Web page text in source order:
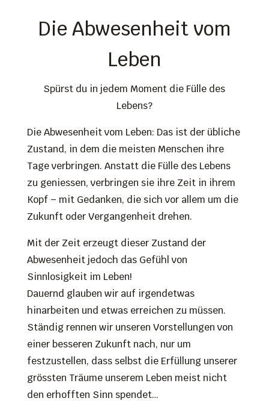
Die Abwesenheit vom
Leben
Spürst du in jedem Moment die Fülle des
Lebens?
Die Abwesenheit vom Leben: Das ist der übliche
Zustand, in dem die meisten Menschen ihre
Tage verbringen. Anstatt die Fülle des Lebens
zu geniessen, verbringen sie ihre Zeit in ihrem
Kopf – mit Gedanken, die sich vor allem um die
Zukunft oder Vergangenheit drehen.
Mit der Zeit erzeugt dieser Zustand der
Abwesenheit jedoch das Gefühl von
Sinnlosigkeit im Leben!
Dauernd glauben wir auf irgendetwas
hinarbeiten und etwas erreichen zu müssen.
Ständig rennen wir unseren Vorstellungen von
einer besseren Zukunft nach, nur um
festzustellen, dass selbst die Erfüllung unserer
grössten Träume unserem Leben meist nicht
den erhofften Sinn spendet…